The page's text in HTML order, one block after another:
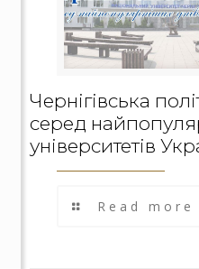
Чернігівська
серед
університетів
Read more